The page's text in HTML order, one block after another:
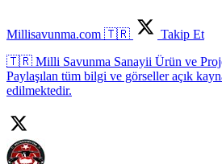
Millisavunma.com 🇹🇷
Takip Et
🇹🇷 Milli Savunma Sanayii Ürün ve
Paylaşılan tüm bilgi ve görseller açık
edilmektedir.